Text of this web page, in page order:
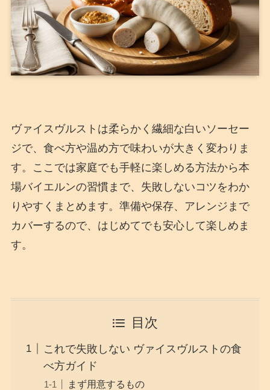
ヴァイスヴルストは柔らかく繊細な白いソーセー
ジで、食べ方や温め方で味わいが大きく変わりま
す。ここでは家庭でも手軽に楽しめる方法から本
場バイエルンの習慣まで、失敗しないコツをわか
りやすくまとめます。準備や保存、アレンジまで
カバーするので、はじめてでも安心して楽しめま
す。
目次
これで失敗しない ヴァイスヴルストの食
べ方ガイド
まず用意するもの